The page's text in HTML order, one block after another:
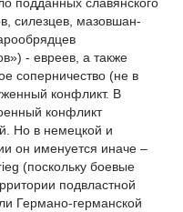
силезцев, мазовшан-
- евреев, а также
соперничество (не в
конфликт. В
конфликт
Но в немецкой и
он именуется иначе –
(поскольку боевые
подвластной
Германо-германской